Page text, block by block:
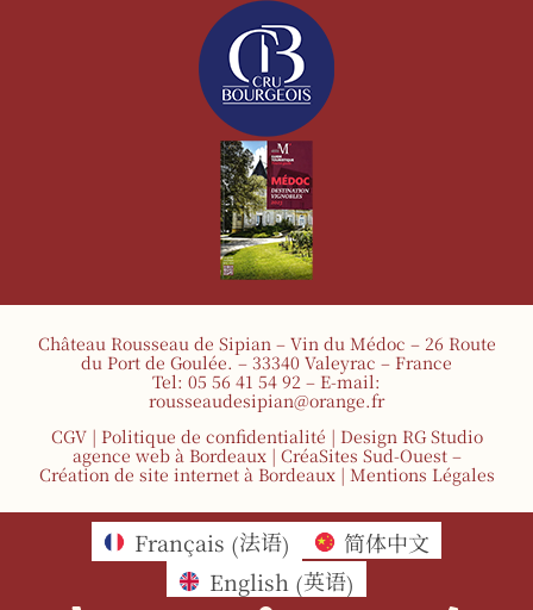
Château Rousseau de Sipian – Vin du Médoc – 26 Route
du Port de Goulée. – 33340 Valeyrac – France
Tel: 05 56 41 54 92 – E-mail:
rousseaudesipian@orange.fr
CGV| Politique de confidentialité | Design RG Studio
agence web à Bordeaux | CréaSites Sud-Ouest –
Création de site internet à Bordeaux| Mentions Légales
Français (法语)
简体中文
English(英语)